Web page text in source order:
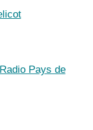
Pays de